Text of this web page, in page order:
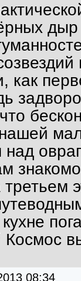
как
над
третьем
08:34